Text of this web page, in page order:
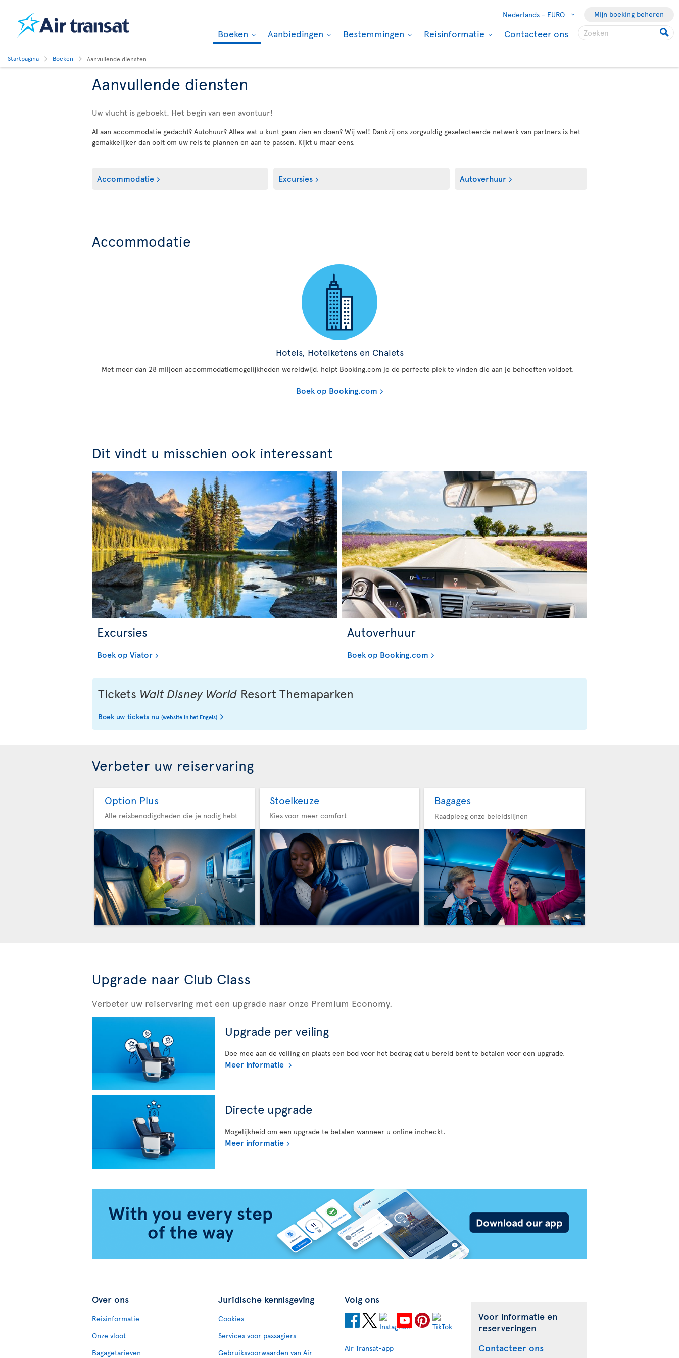
Nederlands - EURO Mijn boeking beheren
Boeken Aanbiedingen Bestemmingen Reisinformatie Contacteer ons
Startpagina Boeken Aanvullende diensten
Aanvullende diensten
Uw vlucht is geboekt. Het begin van een avontuur!
Al aan accommodatie gedacht? Autohuur? Alles wat u kunt gaan zien en doen? Wij wel! Dankzij ons zorgvuldig geselecteerde netwerk van partners is het
gemakkelijker dan ooit om uw reis te plannen en aan te passen. Kijkt u maar eens.
Accommodatie Excursies Autoverhuur
Accommodatie
Hotels, Hotelketens en Chalets
Met meer dan 28 miljoen accommodatiemogelijkheden wereldwijd, helpt Booking.com je de perfecte plek te vinden die aan je behoeften voldoet.
Boek op Booking.com
Dit vindt u misschien ook interessant
Excursies
Boek op Viator
Autoverhuur
Boek op Booking.com
Tickets Walt Disney World Resort Themaparken
Boek uw tickets nu (website in het Engels)
Verbeter uw reiservaring
Option Plus
Alle reisbenodigdheden die je nodig hebt
Stoelkeuze
Kies voor meer comfort
Bagages
Raadpleeg onze beleidslijnen
Upgrade naar Club Class
Verbeter uw reiservaring met een upgrade naar onze Premium Economy.
Upgrade per veiling
Doe mee aan de veiling en plaats een bod voor het bedrag dat u bereid bent te betalen voor een upgrade.
Meer informatie
Directe upgrade
Mogelijkheid om een upgrade te betalen wanneer u online incheckt.
Meer informatie
Over ons
Reisinformatie
Onze vloot
Bagagetarieven
Juridische kennisgeving
Cookies
Services voor passagiers
Gebruiksvoorwaarden van Air
Volg ons
Air Transat-app
Voor informatie en
reserveringen
Contacteer ons